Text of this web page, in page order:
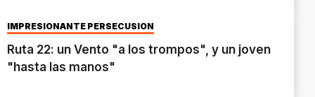
IMPRESIONANTE PERSECUSIÓN
Ruta 22: un Vento "a los trompos", y un joven
"hasta las manos"